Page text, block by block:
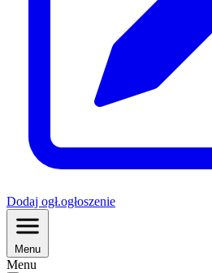
Dodaj ogł.ogłoszenie
Menu
Menu